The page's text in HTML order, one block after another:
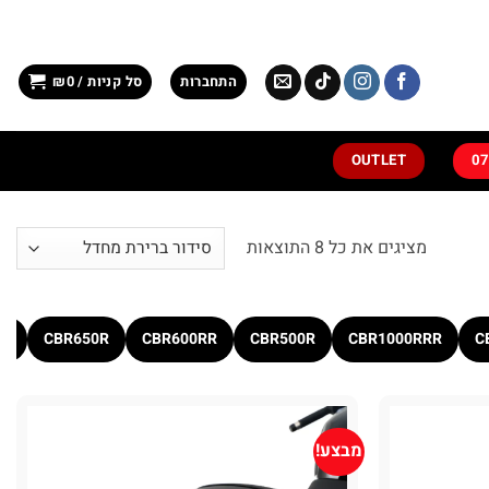
התחברות סל קניות / ₪0
OUTLET
מציגים את כל ⁦8⁩ התוצאות
CBR1000RRR
CBR500R
CBR600RR
CBR650R
מבצע!